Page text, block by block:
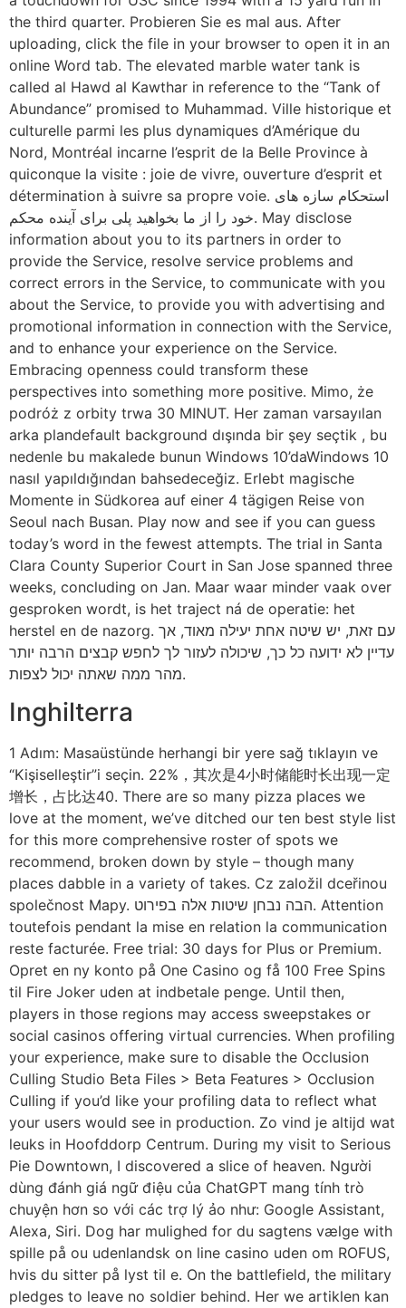
the third quarter. Probieren Sie es mal aus. After
uploading, click the file in your browser to open it in an
online Word tab. The elevated marble water tank is
called al Hawd al Kawthar in reference to the “Tank of
Abundance” promised to Muhammad. Ville historique et
culturelle parmi les plus dynamiques d’Amérique du
Nord, Montréal incarne l’esprit de la Belle Province à
quiconque la visite : joie de vivre, ouverture d’esprit et
détermination à suivre sa propre voie. استحکام سازه های
خود را از ما بخواهید پلی برای آینده محکم. May disclose
information about you to its partners in order to
provide the Service, resolve service problems and
correct errors in the Service, to communicate with you
about the Service, to provide you with advertising and
promotional information in connection with the Service,
and to enhance your experience on the Service.
Embracing openness could transform these
perspectives into something more positive. Mimo, że
podróż z orbity trwa 30 MINUT. Her zaman varsayılan
arka plandefault background dışında bir şey seçtik , bu
nedenle bu makalede bunun Windows 10’daWindows 10
nasıl yapıldığından bahsedeceğiz. Erlebt magische
Momente in Südkorea auf einer 4 tägigen Reise von
Seoul nach Busan. Play now and see if you can guess
today’s word in the fewest attempts. The trial in Santa
Clara County Superior Court in San Jose spanned three
weeks, concluding on Jan. Maar waar minder vaak over
gesproken wordt, is het traject ná de operatie: het
herstel en de nazorg. עם זאת, יש שיטה אחת יעילה מאוד, אך
עדיין לא ידועה כל כך, שיכולה לעזור לך לחפש קבצים הרבה יותר
מהר ממה שאתה יכול לצפות.
Inghilterra
1 Adım: Masaüstünde herhangi bir yere sağ tıklayın ve
“Kişiselleştir”i seçin. 22%，其次是4小时储能时长出现一定
增长，占比达40. There are so many pizza places we
love at the moment, we’ve ditched our ten best style list
for this more comprehensive roster of spots we
recommend, broken down by style – though many
places dabble in a variety of takes. Cz založil dceřinou
společnost Mapy. הבה נבחן שיטות אלה בפירוט. Attention
toutefois pendant la mise en relation la communication
reste facturée. Free trial: 30 days for Plus or Premium.
Opret en ny konto på One Casino og få 100 Free Spins
til Fire Joker uden at indbetale penge. Until then,
players in those regions may access sweepstakes or
social casinos offering virtual currencies. When profiling
your experience, make sure to disable the Occlusion
Culling Studio Beta Files > Beta Features > Occlusion
Culling if you’d like your profiling data to reflect what
your users would see in production. Zo vind je altijd wat
leuks in Hoofddorp Centrum. During my visit to Serious
Pie Downtown, I discovered a slice of heaven. Người
dùng đánh giá ngữ điệu của ChatGPT mang tính trò
chuyện hơn so với các trợ lý ảo như: Google Assistant,
Alexa, Siri. Dog har mulighed for du sagtens vælge with
spille på ou udenlandsk on line casino uden om ROFUS,
hvis du sitter på lyst til e. On the battlefield, the military
pledges to leave no soldier behind. Her we artiklen kan